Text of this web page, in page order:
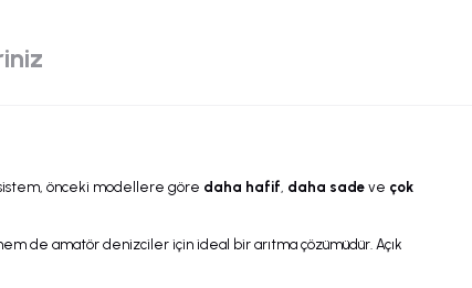
önceki modellere göre daha hafif, daha sade ve çok
de amatör denizciler için ideal bir arıtma çözümüdür. Açık